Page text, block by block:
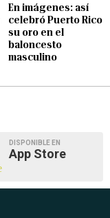
En imágenes: así
celebró Puerto Rico
su oro en el
baloncesto
masculino
DISPONIBLE EN
App Store